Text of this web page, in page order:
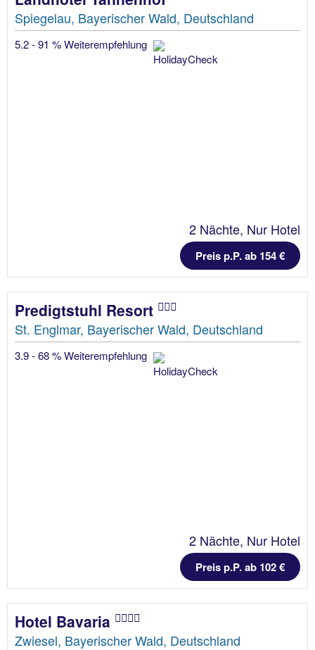
Spiegelau, Bayerischer Wald, Deutschland
5.2 - 91 % Weiterempfehlung
2 Nächte, Nur Hotel
Preis p.P. ab 154 €
Predigtstuhl Resort
St. Englmar, Bayerischer Wald, Deutschland
3.9 - 68 % Weiterempfehlung
2 Nächte, Nur Hotel
Preis p.P. ab 102 €
Hotel Bavaria
Zwiesel, Bayerischer Wald, Deutschland